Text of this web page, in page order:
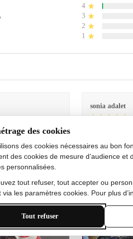
4
3
2
1
livraison rapide. Je
sonia adalet
bon état doux
des cookies
des cookies nécessaires au bon
des cookies de mesure d’audience
personnalisées.
tout refuser, tout accepter ou
via les paramètres cookies. Pour plus
Tout refuser